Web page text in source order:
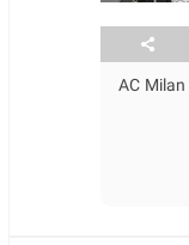
تیشرت پلیری اول 2027 آث میلان AC Milan